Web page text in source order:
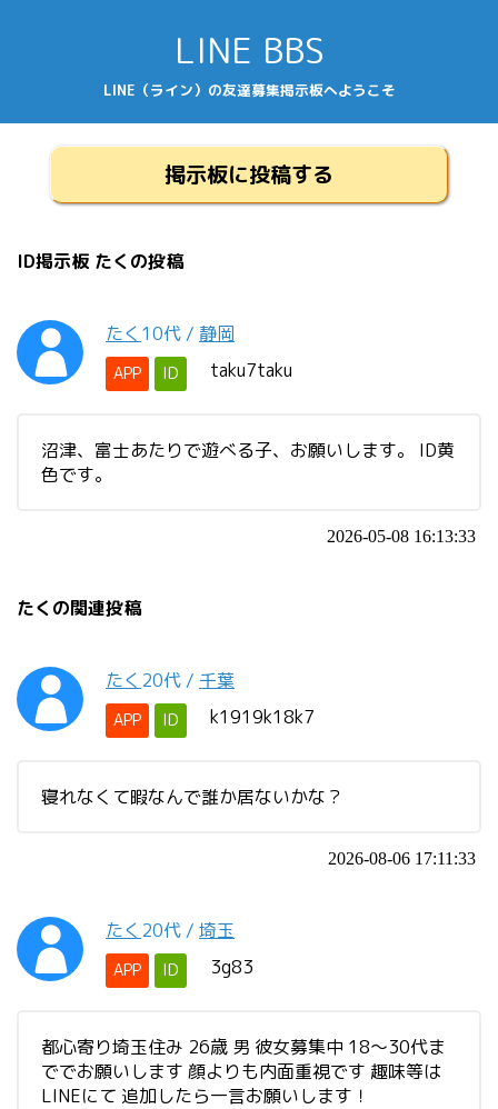
LINE BBS
LINE（ライン）の友達募集掲示板へようこそ
掲示板に投稿する
ID掲示板 たくの投稿
たく 10代 / 静岡
APP ID taku7taku
沼津、富士あたりで遊べる子、お願いします。 ID黄
色です。
2026-05-08 16:13:33
たくの関連投稿
たく 20代 / 千葉
APP ID k1919k18k7
寝れなくて暇なんで誰か居ないかな？
2026-08-06 17:11:33
たく 20代 / 埼玉
APP ID 3g83
都心寄り埼玉住み 26歳 男 彼女募集中 18～30代ま
ででお願いします 顔よりも内面重視です 趣味等は
LINEにて 追加したら一言お願いします！